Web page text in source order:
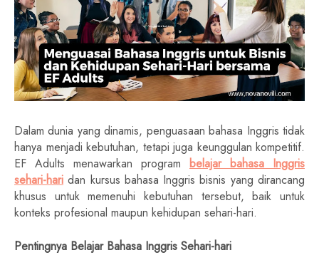
Dalam dunia yang dinamis, penguasaan bahasa Inggris tidak
hanya menjadi kebutuhan, tetapi juga keunggulan kompetitif.
EF Adults menawarkan program belajar bahasa Inggris
sehari-hari dan kursus bahasa Inggris bisnis yang dirancang
khusus untuk memenuhi kebutuhan tersebut, baik untuk
konteks profesional maupun kehidupan sehari-hari.
Pentingnya Belajar Bahasa Inggris Sehari-hari